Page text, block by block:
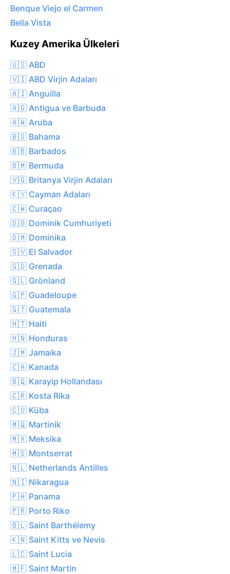
Benque Viejo el Carmen
Bella Vista
Kuzey Amerika Ülkeleri
🇺🇸 ABD
🇻🇮 ABD Virjin Adaları
🇦🇮 Anguilla
🇦🇬 Antigua ve Barbuda
🇦🇼 Aruba
🇧🇸 Bahama
🇧🇧 Barbados
🇧🇲 Bermuda
🇻🇬 Britanya Virjin Adaları
🇰🇾 Cayman Adaları
🇨🇼 Curaçao
🇩🇴 Dominik Cumhuriyeti
🇩🇲 Dominika
🇸🇻 El Salvador
🇬🇩 Grenada
🇬🇱 Grönland
🇬🇵 Guadeloupe
🇬🇹 Guatemala
🇭🇹 Haiti
🇭🇳 Honduras
🇯🇲 Jamaika
🇨🇦 Kanada
🇧🇶 Karayip Hollandası
🇨🇷 Kosta Rika
🇨🇺 Küba
🇲🇶 Martinik
🇲🇽 Meksika
🇲🇸 Montserrat
🇳🇱 Netherlands Antilles
🇳🇮 Nikaragua
🇵🇦 Panama
🇵🇷 Porto Riko
🇧🇱 Saint Barthélemy
🇰🇳 Saint Kitts ve Nevis
🇱🇨 Saint Lucia
🇲🇫 Saint Martin